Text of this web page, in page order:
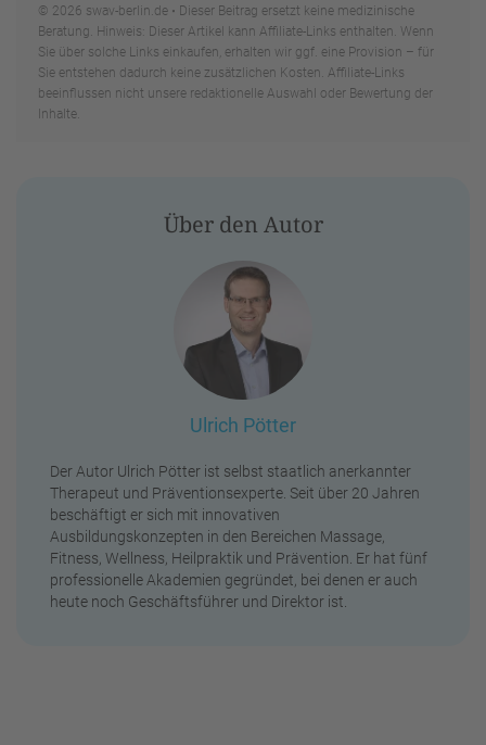
© 2026 swav-berlin.de • Dieser Beitrag ersetzt keine medizinische
Beratung. Hinweis: Dieser Artikel kann Affiliate-Links enthalten. Wenn
Sie über solche Links einkaufen, erhalten wir ggf. eine Provision – für
Sie entstehen dadurch keine zusätzlichen Kosten. Affiliate-Links
beeinflussen nicht unsere redaktionelle Auswahl oder Bewertung der
Inhalte.
Über den Autor
Ulrich Pötter
Der Autor Ulrich Pötter ist selbst staatlich anerkannter
Therapeut und Präventionsexperte. Seit über 20 Jahren
beschäftigt er sich mit innovativen
Ausbildungskonzepten in den Bereichen Massage,
Fitness, Wellness, Heilpraktik und Prävention. Er hat fünf
professionelle Akademien gegründet, bei denen er auch
heute noch Geschäftsführer und Direktor ist.